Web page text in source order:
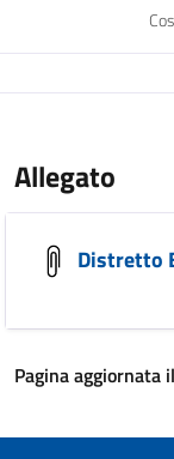
Allegato
Distretto
Pagina